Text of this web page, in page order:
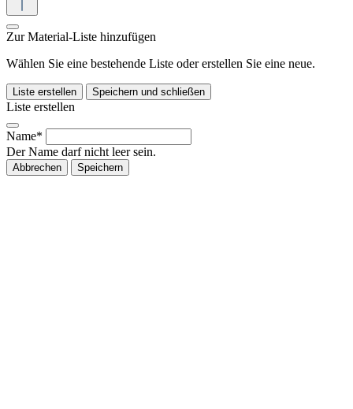
Zur Material-Liste hinzufügen
Wählen Sie eine bestehende Liste oder erstellen Sie eine neue.
Liste erstellen Speichern und schließen
Liste erstellen
Name*
Der Name darf nicht leer sein.
Abbrechen Speichern